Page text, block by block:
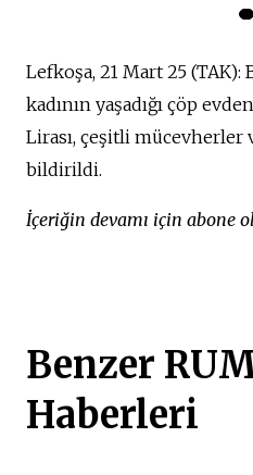
Lefkoşa, 21 Mart 25 (TAK):
kadının yaşadığı çöp
Lirası, çeşitli mücevherler
bildirildi.
İçeriğin devamı için abone
Benzer
Haberleri